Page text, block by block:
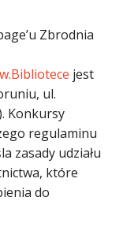
Zbrodnia
jest
ul.
Konkursy
regulaminu
zasady udziału
które
do